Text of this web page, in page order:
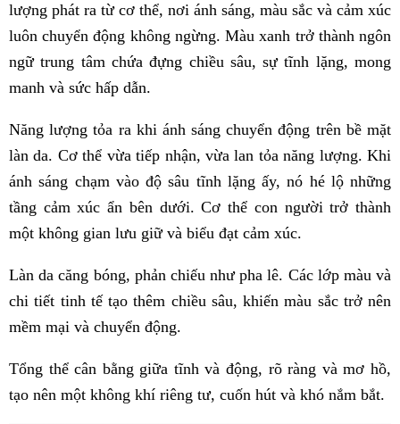
lượng phát ra từ cơ thể, nơi ánh sáng, màu sắc và cảm xúc
luôn chuyển động không ngừng. Màu xanh trở thành ngôn
ngữ trung tâm chứa đựng chiều sâu, sự tĩnh lặng, mong
manh và sức hấp dẫn.
Năng lượng tỏa ra khi ánh sáng chuyển động trên bề mặt
làn da. Cơ thể vừa tiếp nhận, vừa lan tỏa năng lượng. Khi
ánh sáng chạm vào độ sâu tĩnh lặng ấy, nó hé lộ những
tầng cảm xúc ẩn bên dưới. Cơ thể con người trở thành
một không gian lưu giữ và biểu đạt cảm xúc.
Làn da căng bóng, phản chiếu như pha lê. Các lớp màu và
chi tiết tinh tế tạo thêm chiều sâu, khiến màu sắc trở nên
mềm mại và chuyển động.
Tổng thể cân bằng giữa tĩnh và động, rõ ràng và mơ hồ,
tạo nên một không khí riêng tư, cuốn hút và khó nắm bắt.